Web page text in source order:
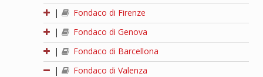
|
Fondaco di Firenze
|
Fondaco di Genova
|
Fondaco di Barcellona
|
Fondaco di Valenza